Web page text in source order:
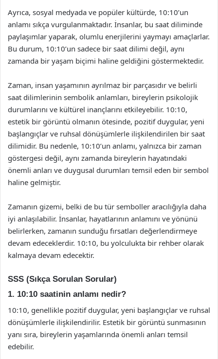
Ayrıca, sosyal medyada ve popüler kültürde, 10:10’un
anlamı sıkça vurgulanmaktadır. İnsanlar, bu saat diliminde
paylaşımlar yaparak, olumlu enerjilerini yaymayı amaçlarlar.
Bu durum, 10:10’un sadece bir saat dilimi değil, aynı
zamanda bir yaşam biçimi haline geldiğini göstermektedir.
Zaman, insan yaşamının ayrılmaz bir parçasıdır ve belirli
saat dilimlerinin sembolik anlamları, bireylerin psikolojik
durumlarını ve kültürel inançlarını etkileyebilir. 10:10,
estetik bir görüntü olmanın ötesinde, pozitif duygular, yeni
başlangıçlar ve ruhsal dönüşümlerle ilişkilendirilen bir saat
dilimidir. Bu nedenle, 10:10’un anlamı, yalnızca bir zaman
göstergesi değil, aynı zamanda bireylerin hayatındaki
önemli anları ve duygusal durumları temsil eden bir sembol
haline gelmiştir.
Zamanın gizemi, belki de bu tür semboller aracılığıyla daha
iyi anlaşılabilir. İnsanlar, hayatlarının anlamını ve yönünü
belirlerken, zamanın sunduğu fırsatları değerlendirmeye
devam edeceklerdir. 10:10, bu yolculukta bir rehber olarak
kalmaya devam edecektir.
SSS (Sıkça Sorulan Sorular)
1. 10:10 saatinin anlamı nedir?
10:10, genellikle pozitif duygular, yeni başlangıçlar ve ruhsal
dönüşümlerle ilişkilendirilir. Estetik bir görüntü sunmasının
yanı sıra, bireylerin yaşamlarında önemli anları temsil
edebilir.